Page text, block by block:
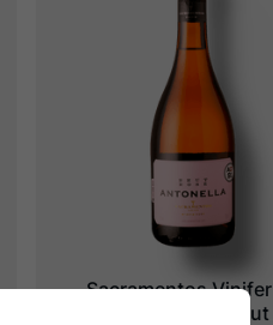
Sacramentos Vinifer
Antonella Rosé Brut